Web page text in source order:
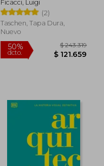
10%
dcto.
Ficacci, Luigi
(2)
Taschen, Tapa Dura,
Nuevo